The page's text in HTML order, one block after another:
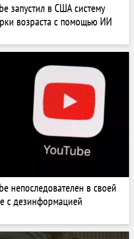
запустил в США систему
возраста с помощью ИИ
непоследователен в своей
с дезинформацией